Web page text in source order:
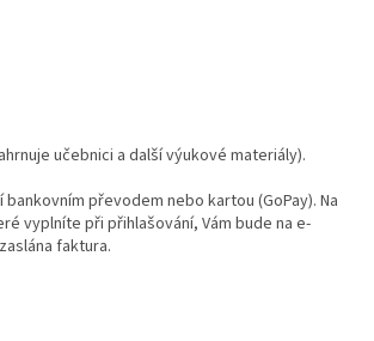
učebnici a další výukové materiály).
převodem nebo kartou (GoPay). Na
vyplníte při přihlašování, Vám bude na e-
faktura.